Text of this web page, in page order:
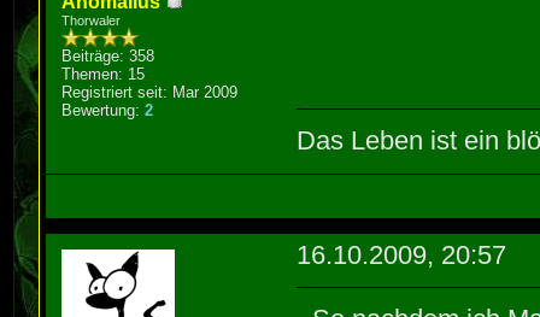
Thorwaler
Beiträge: 358
Themen: 15
Registriert seit: Mar 2009
Bewertung:2
Das Leben ist ein
16.10.2009, 20:57